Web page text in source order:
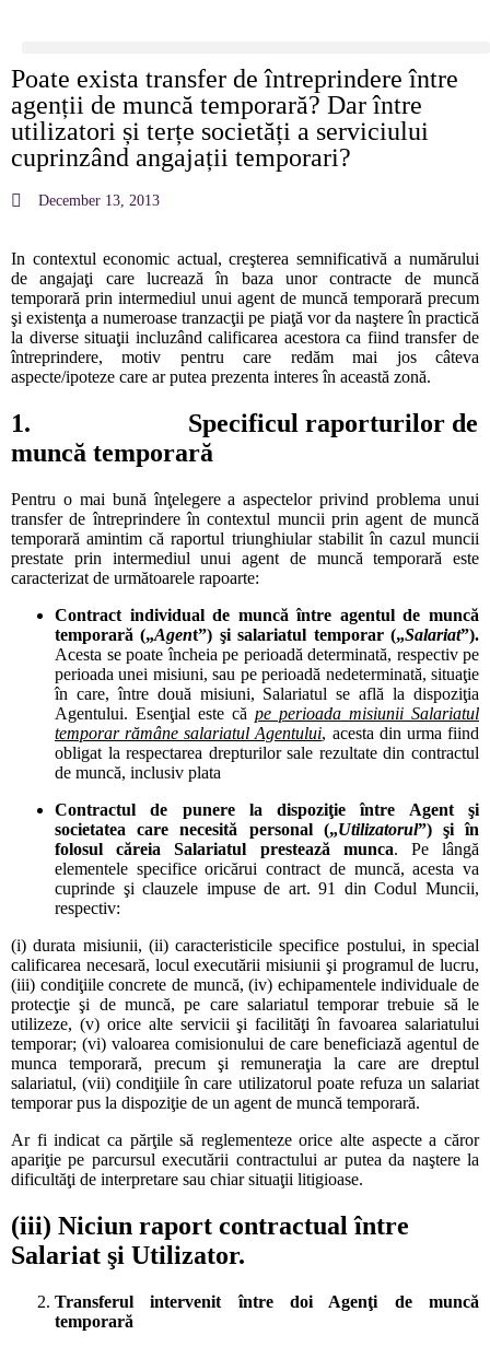
Poate exista transfer de întreprindere între
agenții de muncă temporară? Dar între
utilizatori și terțe societăți a serviciului
cuprinzând angajații temporari?
December 13, 2013
In contextul economic actual, creşterea semnificativă a numărului
de angajaţi care lucrează în baza unor contracte de muncă
temporară prin intermediul unui agent de muncă temporară precum
şi existenţa a numeroase tranzacţii pe piaţă vor da naştere în practică
la diverse situaţii incluzând calificarea acestora ca fiind transfer de
întreprindere, motiv pentru care redăm mai jos câteva
aspecte/ipoteze care ar putea prezenta interes în această zonă.
1. Specificul raporturilor de
muncă temporară
Pentru o mai bună înţelegere a aspectelor privind problema unui
transfer de întreprindere în contextul muncii prin agent de muncă
temporară amintim că raportul triunghiular stabilit în cazul muncii
prestate prin intermediul unui agent de muncă temporară este
caracterizat de următoarele rapoarte:
Contract individual de muncă între agentul de muncă
temporară („Agent”) şi salariatul temporar („Salariat”).
Acesta se poate încheia pe perioadă determinată, respectiv pe
perioada unei misiuni, sau pe perioadă nedeterminată, situaţie
în care, între două misiuni, Salariatul se află la dispoziţia
Agentului. Esenţial este că pe perioada misiunii Salariatul
temporar rămâne salariatul Agentului, acesta din urma fiind
obligat la respectarea drepturilor sale rezultate din contractul
de muncă, inclusiv plata
Contractul de punere la dispoziţie între Agent şi
societatea care necesită personal („Utilizatorul”) şi în
folosul căreia Salariatul prestează munca. Pe lângă
elementele specifice oricărui contract de muncă, acesta va
cuprinde şi clauzele impuse de art. 91 din Codul Muncii,
respectiv:
(i) durata misiunii, (ii) caracteristicile specifice postului, in special
calificarea necesară, locul executării misiunii şi programul de lucru,
(iii) condiţiile concrete de muncă, (iv) echipamentele individuale de
protecţie şi de muncă, pe care salariatul temporar trebuie să le
utilizeze, (v) orice alte servicii şi facilităţi în favoarea salariatului
temporar; (vi) valoarea comisionului de care beneficiază agentul de
munca temporară, precum şi remuneraţia la care are dreptul
salariatul, (vii) condiţiile în care utilizatorul poate refuza un salariat
temporar pus la dispoziţie de un agent de muncă temporară.
Ar fi indicat ca părţile să reglementeze orice alte aspecte a căror
apariţie pe parcursul executării contractului ar putea da naştere la
dificultăţi de interpretare sau chiar situaţii litigioase.
(iii) Niciun raport contractual între
Salariat şi Utilizator.
Transferul intervenit între doi Agenţi de muncă
temporară